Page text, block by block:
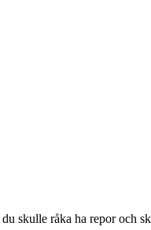
skulle råka ha repor och